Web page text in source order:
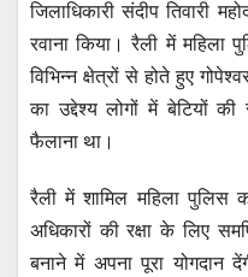
जिलाधिकारी संदीप तिवारी
रवाना किया। रैली में महिला
विभिन्न क्षेत्रों से होते हुए
का उद्देश्य लोगों में बेटियों
फैलाना था।
रैली में शामिल महिला पुलिस
अधिकारों की रक्षा के लिए
बनाने में अपना पूरा योगदान